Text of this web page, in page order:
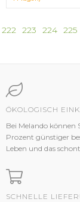
222 223 224 225
ÖKOLOGISCH
Bei Melando können
Prozent günstiger
Leben und das
SCHNELLE